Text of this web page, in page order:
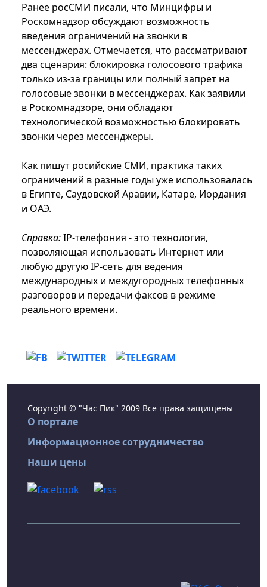
Ранее росСМИ писали, что Минцифры и
Роскомнадзор обсуждают возможность
введения ограничений на звонки в
мессенджерах. Отмечается, что рассматривают
два сценария: блокировка голосового трафика
только из-за границы или полный запрет на
голосовые звонки в мессенджерах. Как заявили
в Роскомнадзоре, они обладают
технологической возможностью блокировать
звонки через мессенджеры.
Как пишут росийские СМИ, практика таких
ограничений в разные годы уже использовалась
в Египте, Саудовской Аравии, Катаре, Иордания
и ОАЭ.
Справка:IP-телефония - это технология,
позволяющая использовать Интернет или
любую другую IP-сеть для ведения
международных и междугородных телефонных
разговоров и передачи факсов в режиме
реального времени.
Copyright © "Час Пик" 2009 Все права защищены
О портале
Информационное сотрудничество
Наши цены